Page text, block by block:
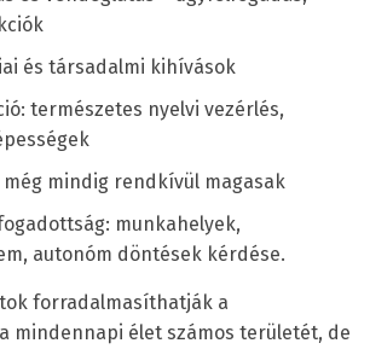
és társadalmi kihívások
természetes nyelvi vezérlés,
még mindig rendkívül magasak
munkahelyek,
autonóm döntések kérdése.
forradalmasíthatják a
mindennapi élet számos területét, de